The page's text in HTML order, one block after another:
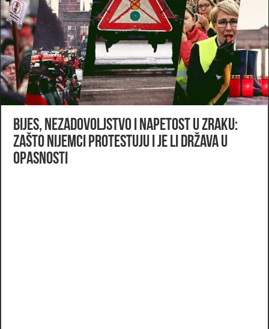
Bijes, nezadovoljstvo i napetost u zraku:
Zašto Nijemci protestuju i je li država u
opasnosti